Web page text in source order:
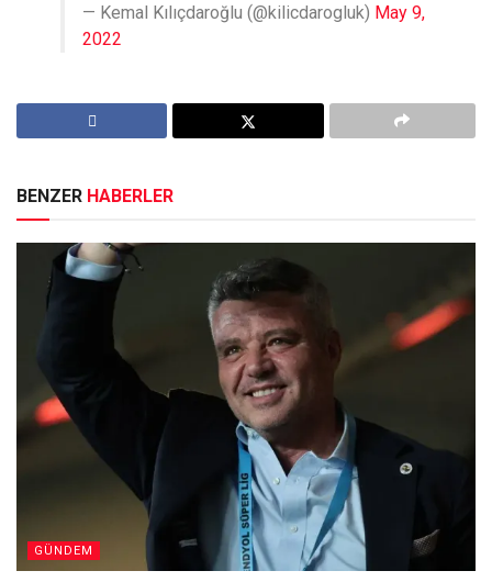
— Kemal Kılıçdaroğlu (@kilicdarogluk) May 9,
2022
BENZER HABERLER
GÜNDEM